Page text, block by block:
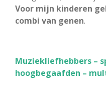
Voor mijn kinderen
combi van genen.
Muziekliefhebbers –
hoogbegaafden –